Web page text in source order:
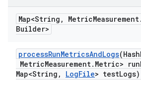
Map<String , MetricMeasurement.
Builder>
processRunMetricsAndLogs(Hash
MetricMeasurement. Metric> run
Map<String , LogFile> testLogs)